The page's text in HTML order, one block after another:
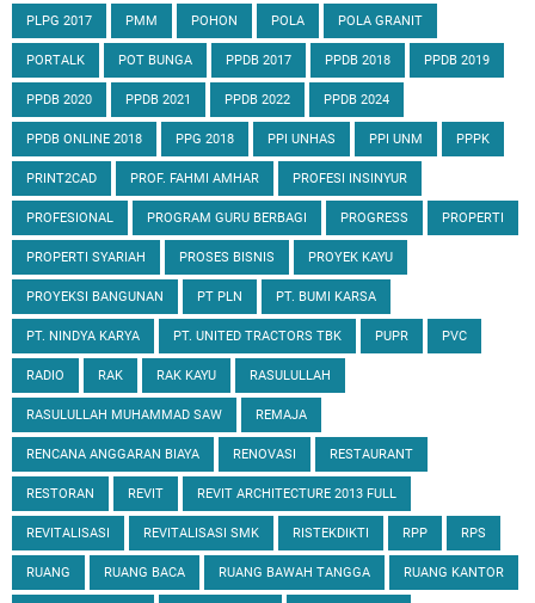
PLPG 2017 PMM POHON POLA POLA GRANIT
PORTALK POT BUNGA PPDB 2017 PPDB 2018 PPDB 2019
PPDB 2020 PPDB 2021 PPDB 2022 PPDB 2024
PPDB ONLINE 2018 PPG 2018 PPI UNHAS PPI UNM PPPK
PRINT2CAD PROF. FAHMI AMHAR PROFESI INSINYUR
PROFESIONAL PROGRAM GURU BERBAGI PROGRESS PROPERTI
PROPERTI SYARIAH PROSES BISNIS PROYEK KAYU
PROYEKSI BANGUNAN PT PLN PT. BUMI KARSA
PT. NINDYA KARYA PT. UNITED TRACTORS TBK PUPR PVC
RADIO RAK RAK KAYU RASULULLAH
RASULULLAH MUHAMMAD SAW REMAJA
RENCANA ANGGARAN BIAYA RENOVASI RESTAURANT
RESTORAN REVIT REVIT ARCHITECTURE 2013 FULL
REVITALISASI REVITALISASI SMK RISTEKDIKTI RPP RPS
RUANG RUANG BACA RUANG BAWAH TANGGA RUANG KANTOR